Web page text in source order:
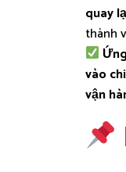
quay
thành
vào
vận